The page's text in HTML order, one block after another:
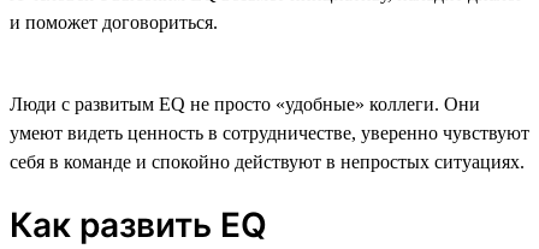
и поможет договориться.
Люди с развитым EQ не просто «удобные» коллеги. Они
умеют видеть ценность в сотрудничестве, уверенно чувствуют
себя в команде и спокойно действуют в непростых ситуациях.
Как развить EQ